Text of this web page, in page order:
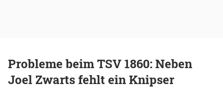
Probleme beim TSV 1860: Neben
Joel Zwarts fehlt ein Knipser